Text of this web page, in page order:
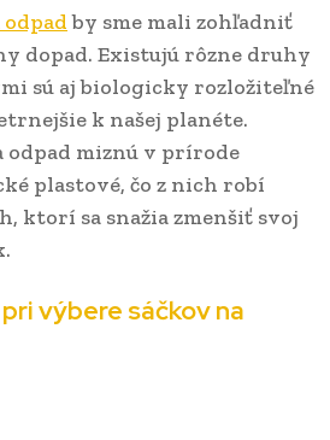
by sme mali zohľadniť
dopad. Existujú rôzne druhy
sú aj biologicky rozložiteľné
k našej planéte.
odpad miznú v prírode
plastové, čo z nich robí
ktorí sa snažia zmenšiť svoj
výbere sáčkov na